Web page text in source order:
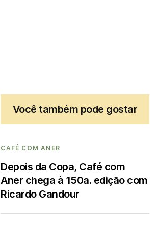
Você também pode gostar
CAFÉ COM ANER
Depois da Copa, Café com
Aner chega à 150a. edição com
Ricardo Gandour